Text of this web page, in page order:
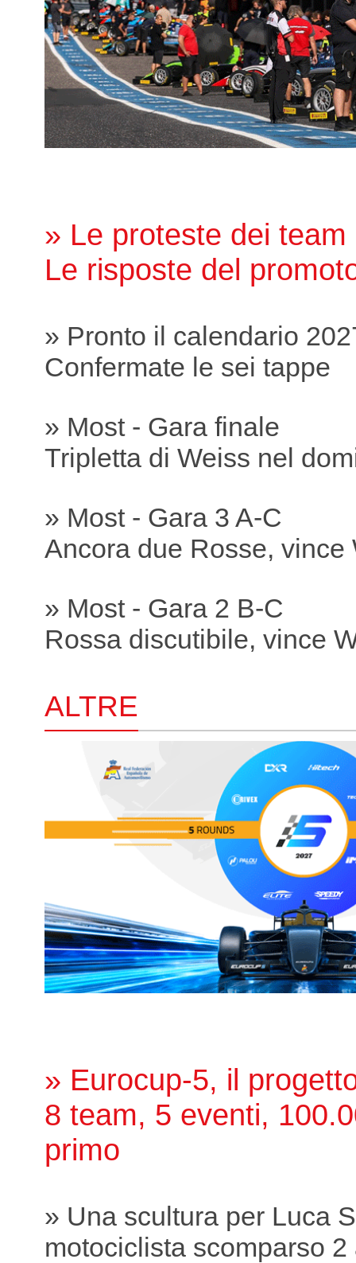
» Le proteste dei
Le risposte del
» Pronto il calendario
Confermate le sei tappe
» Most - Gara finale
Tripletta di Weiss nel
» Most - Gara 3 A-C
Ancora due Rosse, vince
» Most - Gara 2 B-C
Rossa discutibile, vince
ALTRE
» Eurocup-5, il
8 team, 5 eventi,
primo
» Una scultura per Luca
motociclista scomparso 2